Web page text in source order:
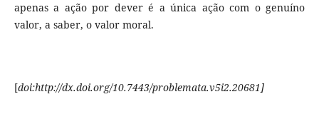
apenas a ação por dever é a única ação com o genuíno
valor, a saber, o valor moral.
[doi:http://dx.doi.org/10.7443/problemata.v5i2.20681]